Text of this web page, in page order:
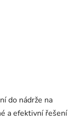
do nádrže na
a efektivní řešení